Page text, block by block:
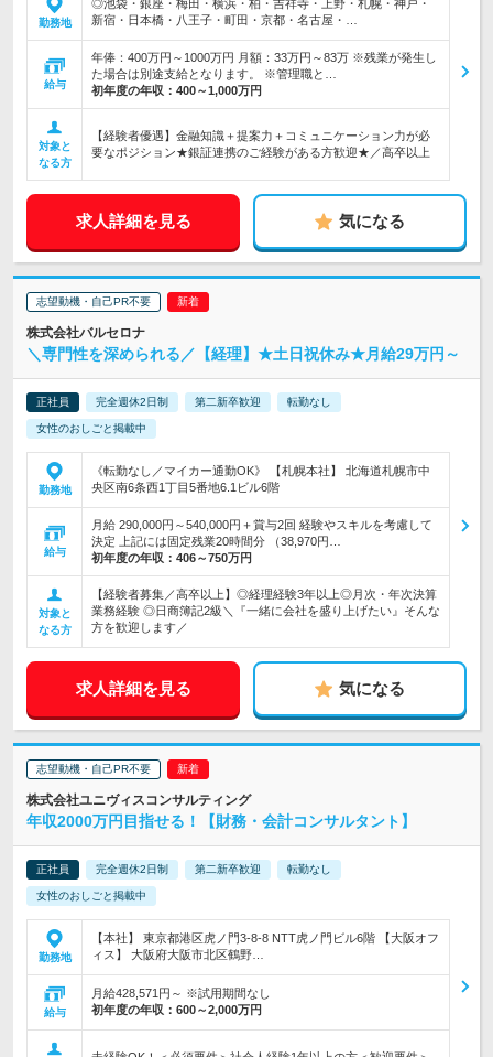
勤務地
◎池袋・銀座・梅田・横浜・柏・吉祥寺・上野・札幌・神戸・
新宿・日本橋・八王子・町田・京都・名古屋・…
給与
年俸：400万円～1000万円 月額：33万円～83万 ※残業が発生し
た場合は別途支給となります。 ※管理職と…
初年度の年収： 400～1,000万円
対象と
なる方
【経験者優遇】金融知識＋提案力＋コミュニケーション力が必
要なポジション★銀証連携のご経験がある方歓迎★／高卒以上
求人詳細を見る 気になる
志望動機・自己PR不要
株式会社バルセロナ
＼専門性を深められる／【経理】★土日祝休み★月給29万円～
正社員 完全週休2日制 第二新卒歓迎 転勤なし
女性のおしごと掲載中
勤務地
《転勤なし／マイカー通勤OK》 【札幌本社】 北海道札幌市中
央区南6条西1丁目5番地6.1ビル6階
給与
月給 290,000円～540,000円＋賞与2回 経験やスキルを考慮して
決定 上記には固定残業20時間分 （38,970円…
初年度の年収： 406～750万円
対象と
なる方
【経験者募集／高卒以上】◎経理経験3年以上◎月次・年次決算
業務経験 ◎日商簿記2級＼『一緒に会社を盛り上げたい』そんな
方を歓迎します／
求人詳細を見る 気になる
志望動機・自己PR不要
株式会社ユニヴィスコンサルティング
年収2000万円目指せる！【財務・会計コンサルタント】
正社員 完全週休2日制 第二新卒歓迎 転勤なし
女性のおしごと掲載中
勤務地
【本社】 東京都港区虎ノ門3-8-8 NTT虎ノ門ビル6階 【大阪オフ
ィス】 大阪府大阪市北区鶴野…
給与
月給428,571円～ ※試用期間なし
初年度の年収： 600～2,000万円